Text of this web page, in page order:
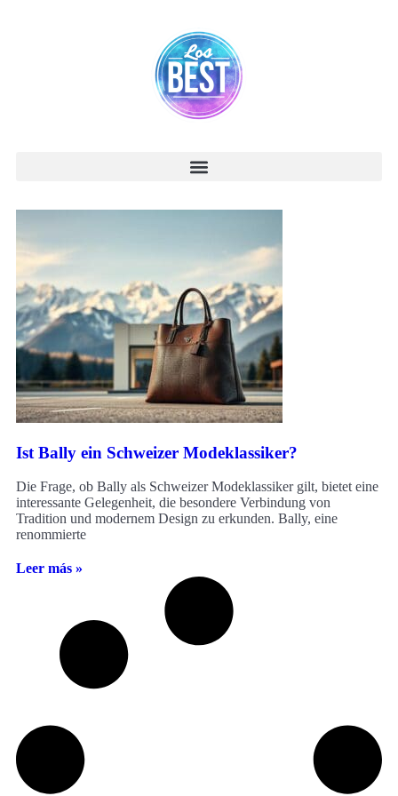
Ist Bally ein Schweizer Modeklassiker?
Die Frage, ob Bally als Schweizer Modeklassiker gilt, bietet eine
interessante Gelegenheit, die besondere Verbindung von
Tradition und modernem Design zu erkunden. Bally, eine
renommierte
Leer más »